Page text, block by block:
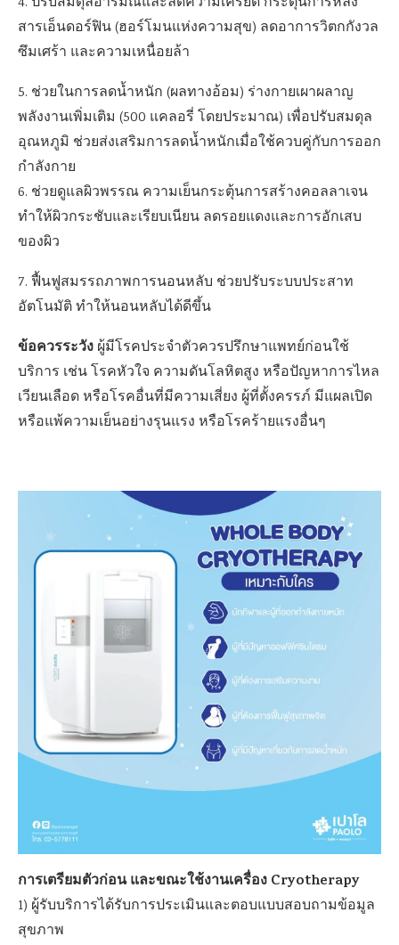
สารเอ็นดอร์ฟิน (ฮอร์โมนแห่งความสุข) ลดอาการวิตกกังวล
ซึมเศร้า และความเหนื่อยล้า
5. ช่วยในการลดน้ำหนัก (ผลทางอ้อม) ร่างกายเผาผลาญ
พลังงานเพิ่มเติม (500 แคลอรี่ โดยประมาณ) เพื่อปรับสมดุล
อุณหภูมิ ช่วยส่งเสริมการลดน้ำหนักเมื่อใช้ควบคู่กับการออก
กำลังกาย
6. ช่วยดูแลผิวพรรณ ความเย็นกระตุ้นการสร้างคอลลาเจน
ทำให้ผิวกระชับและเรียบเนียน ลดรอยแดงและการอักเสบ
ของผิว
7. ฟื้นฟูสมรรถภาพการนอนหลับ ช่วยปรับระบบประสาท
อัตโนมัติ ทำให้นอนหลับได้ดีขึ้น
ข้อควรระวัง ผู้มีโรคประจำตัวควรปรึกษาแพทย์ก่อนใช้
บริการ เช่น โรคหัวใจ ความดันโลหิตสูง หรือปัญหาการไหล
เวียนเลือด หรือโรคอื่นที่มีความเสี่ยง ผู้ที่ตั้งครรภ์ มีแผลเปิด
หรือแพ้ความเย็นอย่างรุนแรง หรือโรคร้ายแรงอื่นๆ
การเตรียมตัวก่อน และขณะใช้งานเครื่อง Cryotherapy
1) ผู้รับบริการได้รับการประเมินและตอบแบบสอบถามข้อมูล
สุขภาพ